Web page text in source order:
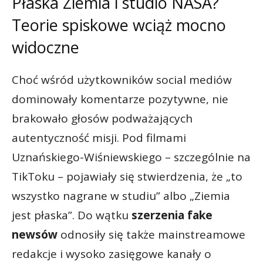
Teorie spiskowe wciąż mocno
widoczne
Choć wśród użytkowników social mediów
dominowały komentarze pozytywne, nie
brakowało głosów podważających
autentyczność misji. Pod filmami
Uznańskiego-Wiśniewskiego – szczególnie na
TikToku – pojawiały się stwierdzenia, że „to
wszystko nagrane w studiu” albo „Ziemia
jest płaska”. Do wątku szerzenia fake
newsów odnosiły się także mainstreamowe
redakcje i wysoko zasięgowe kanały o